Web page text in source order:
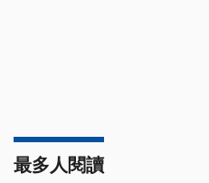
最多人閱讀